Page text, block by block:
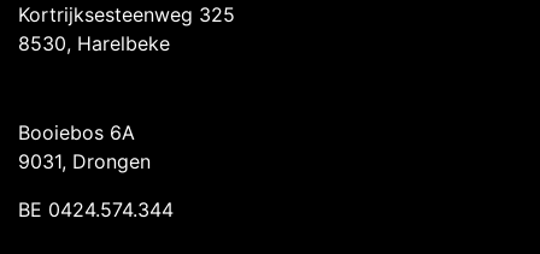
Kortrijksesteenweg 325
8530, Harelbeke
Booiebos 6A
9031, Drongen
BE 0424.574.344